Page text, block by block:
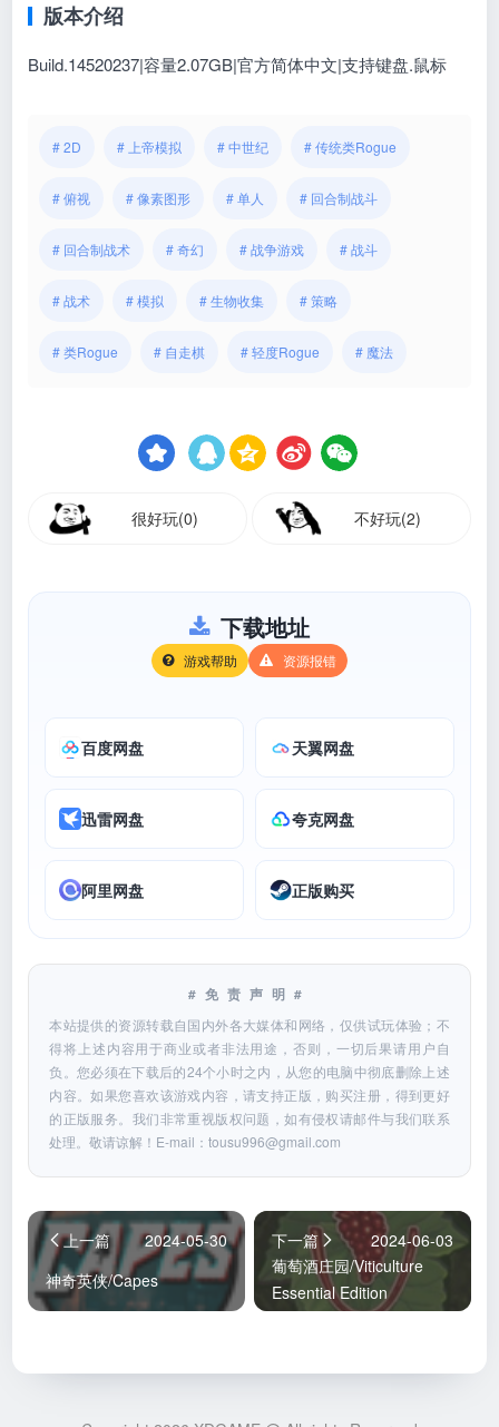
版本介绍
Build.14520237|容量2.07GB|官方简体中文|支持键盘.鼠标
# 2D # 上帝模拟 # 中世纪 # 传统类Rogue
# 俯视 # 像素图形 # 单人 # 回合制战斗
# 回合制战术 # 奇幻 # 战争游戏 # 战斗
# 战术 # 模拟 # 生物收集 # 策略
# 类Rogue # 自走棋 # 轻度Rogue # 魔法
很好玩(0) 不好玩(2)
下载地址
游戏帮助 资源报错
百度网盘 天翼网盘
迅雷网盘 夸克网盘
阿里网盘 正版购买
#免责声明#
本站提供的资源转载自国内外各大媒体和网络，仅供试玩体验；不
得将上述内容用于商业或者非法用途，否则，一切后果请用户自
负。您必须在下载后的24个小时之内，从您的电脑中彻底删除上述
内容。如果您喜欢该游戏内容，请支持正版，购买注册，得到更好
的正版服务。我们非常重视版权问题，如有侵权请邮件与我们联系
处理。敬请谅解！E-mail：tousu996@gmail.com
上一篇
2024-05-30
神奇英侠/Capes
下一篇
2024-06-03
葡萄酒庄园/Viticulture
Essential Edition